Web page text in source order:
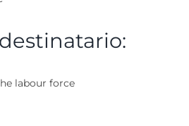
labour force